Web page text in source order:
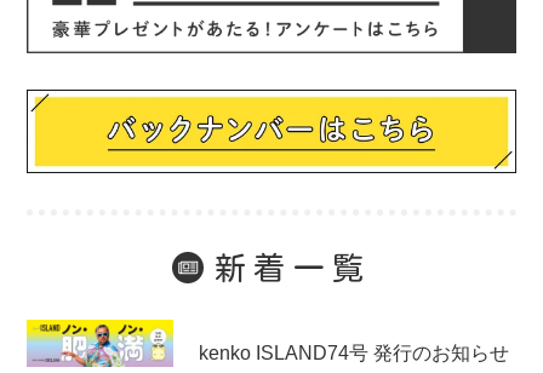
新着一覧
kenko ISLAND74号 発行のお知らせ